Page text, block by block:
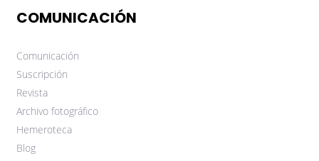
COMUNICACIÓN
Comunicación
Suscripción
Revista
Archivo fotográfico
Hemeroteca
Blog